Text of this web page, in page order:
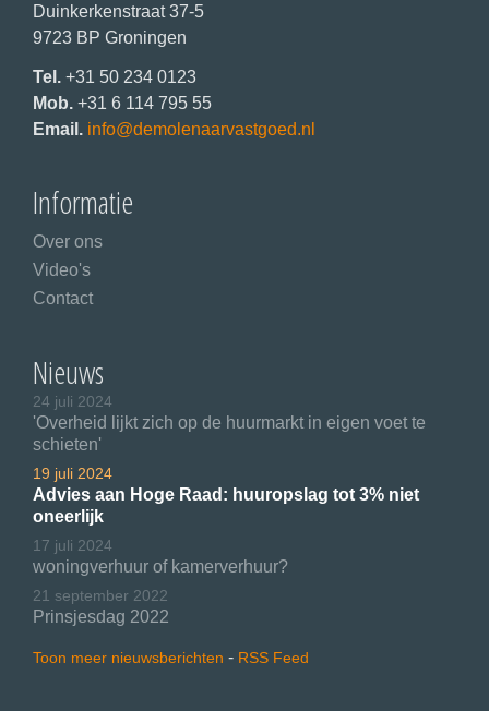
Duinkerkenstraat 37-5
9723 BP Groningen
Tel. +31 50 234 0123
Mob. +31 6 114 795 55
Email. info@demolenaarvastgoed.nl
Informatie
Over ons
Video's
Contact
Nieuws
24 juli 2024
'Overheid lijkt zich op de huurmarkt in eigen voet te
schieten'
19 juli 2024
Advies aan Hoge Raad: huuropslag tot 3% niet
oneerlijk
17 juli 2024
woningverhuur of kamerverhuur?
21 september 2022
Prinsjesdag 2022
Toon meer nieuwsberichten - RSS Feed